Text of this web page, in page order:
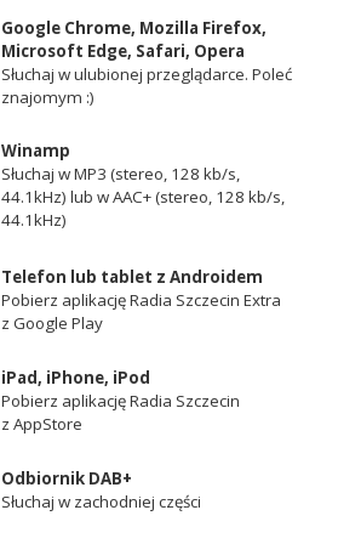
Google Chrome, Mozilla Firefox,
Microsoft Edge, Safari, Opera
Słuchaj w ulubionej przeglądarce. Poleć
znajomym :)
Winamp
Słuchaj w MP3 (stereo, 128 kb/s,
44.1kHz) lub w AAC+ (stereo, 128 kb/s,
44.1kHz)
Telefon lub tablet z Androidem
Pobierz aplikację Radia Szczecin Extra
z Google Play
iPad, iPhone, iPod
Pobierz aplikację Radia Szczecin
z AppStore
Odbiornik DAB+
Słuchaj w zachodniej części